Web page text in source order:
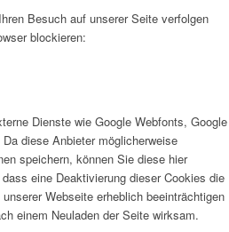
Besuch auf unserer Seite verfolgen
blockieren:
Dienste wie Google Webfonts, Google
diese Anbieter möglicherweise
speichern, können Sie diese hier
eine Deaktivierung dieser Cookies die
Webseite erheblich beeinträchtigen
einem Neuladen der Seite wirksam.